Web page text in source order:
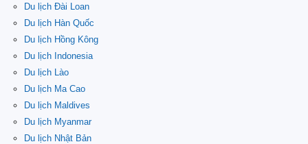
Du lịch Đài Loan
Du lịch Hàn Quốc
Du lịch Hồng Kông
Du lịch Indonesia
Du lịch Lào
Du lịch Ma Cao
Du lịch Maldives
Du lịch Myanmar
Du lịch Nhật Bản